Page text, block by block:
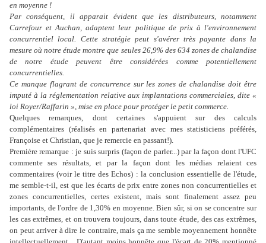
en moyenne !
Par conséquent, il apparait évident que les distributeurs, notamment
Carrefour et Auchan, adaptent leur politique de prix à l'environnement
concurrentiel local. Cette stratégie peut s'avérer très payante dans la
mesure où notre étude montre que seules 26,9% des 634 zones de chalandise
de notre étude peuvent être considérées comme potentiellement
concurrentielles.
Ce manque flagrant de concurrence sur les zones de chalandise doit être
imputé à la réglementation relative aux implantations commerciales, dite «
loi Royer/Raffarin », mise en place pour protéger le petit commerce.
Quelques remarques, dont certaines s'appuient sur des calculs
complémentaires (réalisés en partenariat avec mes statisticiens préférés,
Françoise et Christian, que je remercie en passant!).
Première remarque : je suis surpris (façon de parler...) par la façon dont l'UFC
commente ses résultats, et par la façon dont les médias relaient ces
commentaires (voir le titre des Echos) : la conclusion essentielle de l'étude,
me semble-t-il, est que les écarts de prix entre zones non concurrentielles et
zones concurrentielles, certes existent, mais sont finalement assez peu
importants, de l'ordre de 1,30% en moyenne. Bien sûr, si on se concentre sur
les cas extrêmes, et on trouvera toujours, dans toute étude, des cas extrêmes,
on peut arriver à dire le contraire, mais ça me semble moyennement honnête